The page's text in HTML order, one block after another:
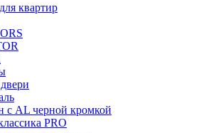
квартир
с AL черной кромкой
PRO